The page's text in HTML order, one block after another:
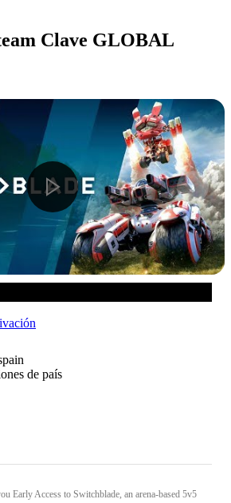
Clave GLOBAL
de país
Early Access to Switchblade, an arena-based 5v5